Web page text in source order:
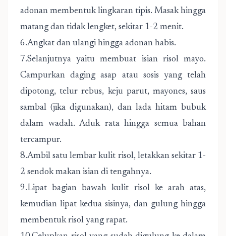
adonan membentuk lingkaran tipis. Masak hingga
matang dan tidak lengket, sekitar 1-2 menit.
6.Angkat dan ulangi hingga adonan habis.
7.Selanjutnya yaitu membuat isian risol mayo.
Campurkan daging asap atau sosis yang telah
dipotong, telur rebus, keju parut, mayones, saus
sambal (jika digunakan), dan lada hitam bubuk
dalam wadah. Aduk rata hingga semua bahan
tercampur.
8.Ambil satu lembar kulit risol, letakkan sekitar 1-
2 sendok makan isian di tengahnya.
9.Lipat bagian bawah kulit risol ke arah atas,
kemudian lipat kedua sisinya, dan gulung hingga
membentuk risol yang rapat.